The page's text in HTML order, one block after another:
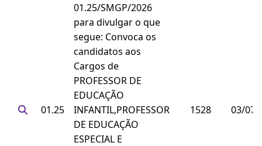
01.25
01.25/SMGP/2026
para divulgar o que
segue: Convoca os
candidatos aos
Cargos de
PROFESSOR DE
EDUCAÇÃO
INFANTIL,PROFESSOR
DE EDUCAÇÃO
ESPECIAL E
1528 03/07/